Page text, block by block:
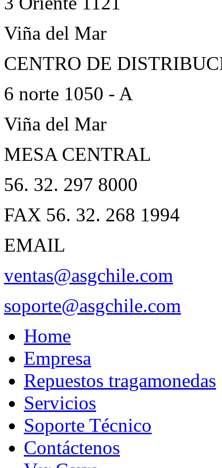
Viña del Mar
CENTRO DE
6 norte 1050 - A
Viña del Mar
MESA CENTRAL
56. 32. 297 8000
FAX 56. 32. 268 1994
EMAIL
ventas@asgchile.com
soporte@asgchile.com
Home
Empresa
Repuestos tragamonedas
Servicios
Soporte Técnico
Contáctenos